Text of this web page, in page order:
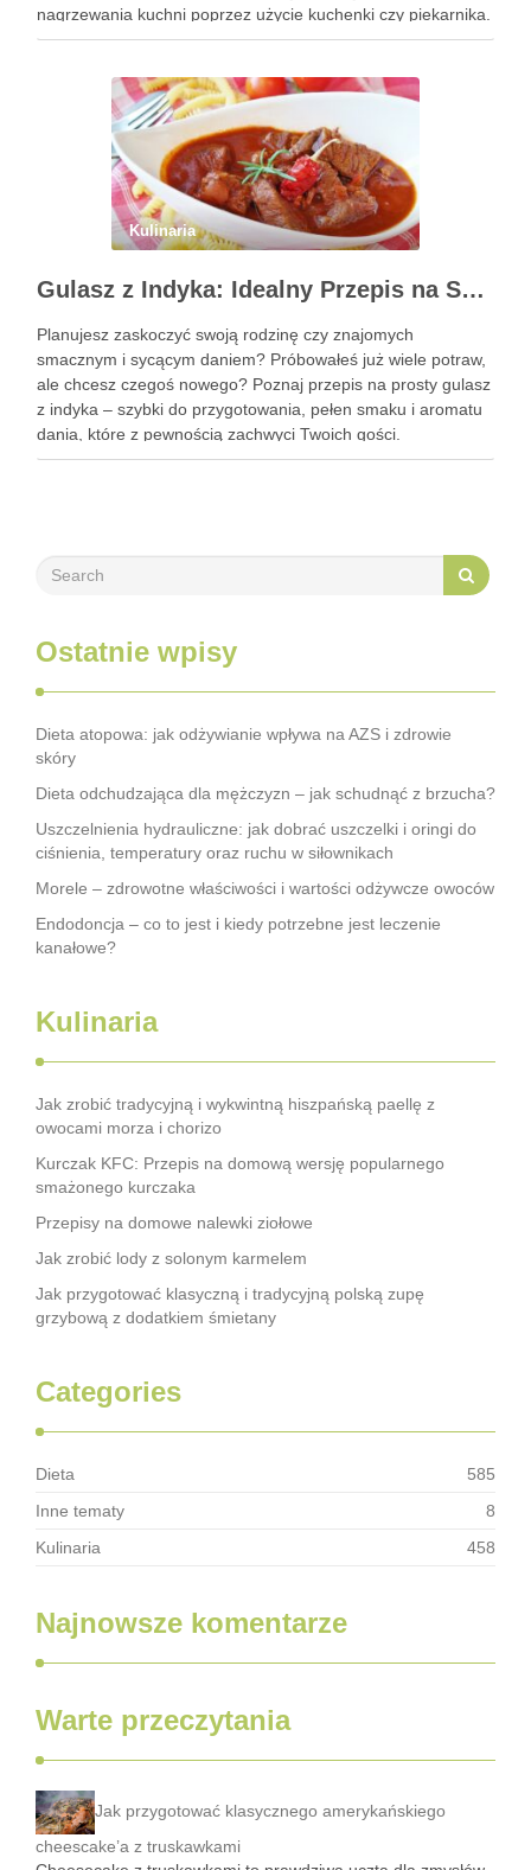
nagrzewania kuchni poprzez użycie kuchenki czy piekarnika.
To znacząco wpływa na komfort życia, zwłaszcza w gorące,
Kulinaria
Gulasz z Indyka: Idealny Przepis na Szybki i Smaczny Obiad
Planujesz zaskoczyć swoją rodzinę czy znajomych
smacznym i sycącym daniem? Próbowałeś już wiele potraw,
ale chcesz czegoś nowego? Poznaj przepis na prosty gulasz
z indyka – szybki do przygotowania, pełen smaku i aromatu
dania, które z pewnością zachwyci Twoich gości.
Zastanawiasz się, jak go przyrządzić? To bardzo proste!
Ostatnie wpisy
Dieta atopowa: jak odżywianie wpływa na AZS i zdrowie
skóry
Dieta odchudzająca dla mężczyzn – jak schudnąć z brzucha?
Uszczelnienia hydrauliczne: jak dobrać uszczelki i oringi do
ciśnienia, temperatury oraz ruchu w siłownikach
Morele – zdrowotne właściwości i wartości odżywcze owoców
Endodoncja – co to jest i kiedy potrzebne jest leczenie
kanałowe?
Kulinaria
Jak zrobić tradycyjną i wykwintną hiszpańską paellę z
owocami morza i chorizo
Kurczak KFC: Przepis na domową wersję popularnego
smażonego kurczaka
Przepisy na domowe nalewki ziołowe
Jak zrobić lody z solonym karmelem
Jak przygotować klasyczną i tradycyjną polską zupę
grzybową z dodatkiem śmietany
Categories
Dieta
585
Inne tematy
8
Kulinaria
458
Najnowsze komentarze
Warte przeczytania
Jak przygotować klasycznego amerykańskiego
cheescake’a z truskawkami